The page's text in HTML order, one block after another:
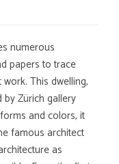
numerous
papers to trace
This dwelling,
by Zürich gallery
and colors, it
famous architect
as